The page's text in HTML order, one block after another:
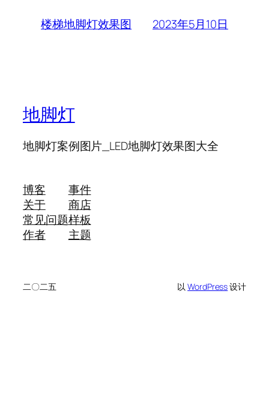
楼梯地脚灯效果图 2023年5月10日
地脚灯
地脚灯案例图片_LED地脚灯效果图大全
博客
关于
常见问题
作者
事件
商店
样板
主题
二〇二五 以WordPress设计